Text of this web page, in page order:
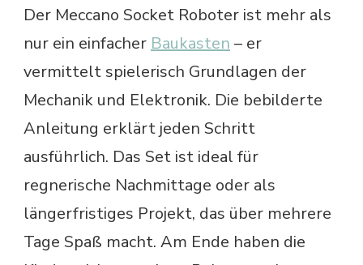
Der Meccano Socket Roboter ist mehr als
nur ein einfacherBaukasten– er
vermittelt spielerisch Grundlagen der
Mechanik und Elektronik. Die bebilderte
Anleitung erklärt jeden Schritt
ausführlich. Das Set ist ideal für
regnerische Nachmittage oder als
längerfristiges Projekt, das über mehrere
Tage Spaß macht. Am Ende haben die